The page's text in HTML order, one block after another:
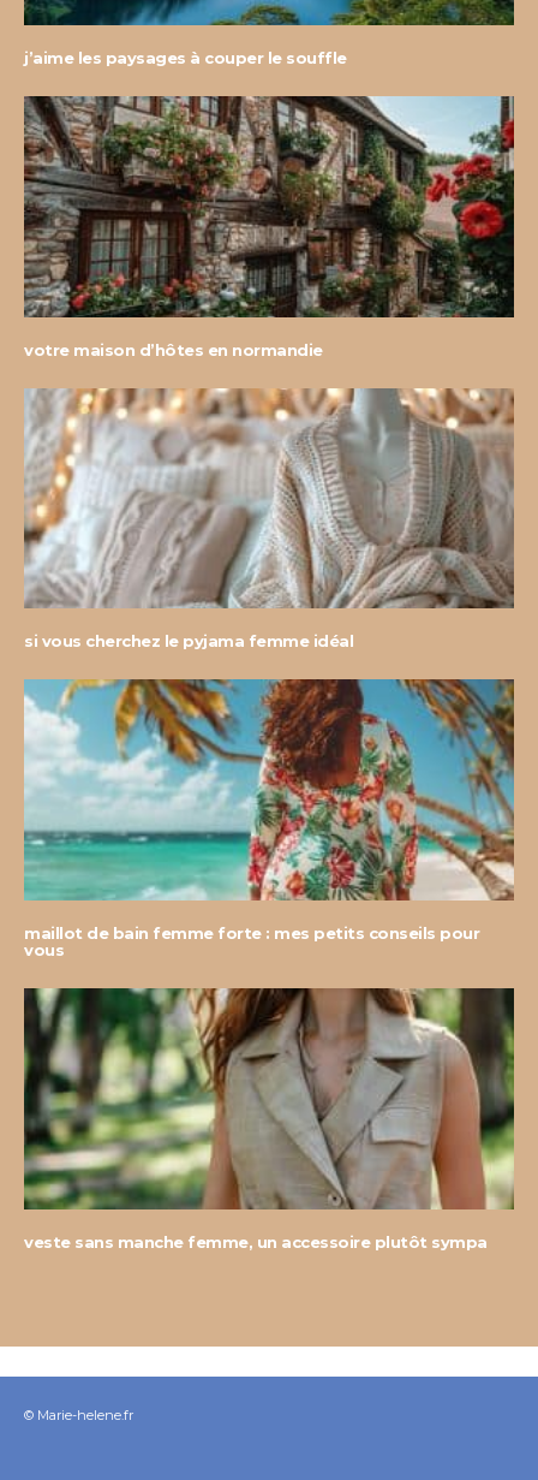
j’aime les paysages à couper le souffle
votre maison d’hôtes en normandie
si vous cherchez le pyjama femme idéal
maillot de bain femme forte : mes petits conseils pour
vous
veste sans manche femme, un accessoire plutôt sympa
© Marie-helene.fr